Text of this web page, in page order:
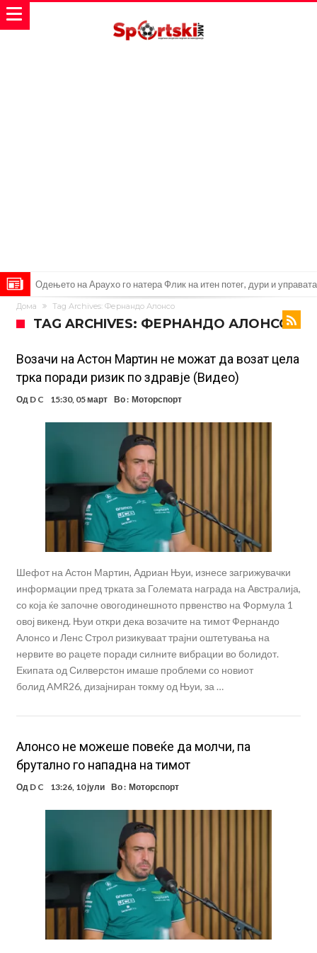
Одењето на Араухо го натера Флик на итен потег, дури и управата
на клубот е изненадена
Барселона и Сити без договор за трансфер на Родри
Никој не разбира зошто: Мурињо брутално го понижи
Ференцварош по натпреварот
Арсенал и Манчестер Јунајтед сакаат напаѓач од Интер: Цената е
85 милиони евра
Манчестер Сити за 100 милиони евра ја носи сензацијата од СП
Се подготвува фудбалска предавство какво што не е видено од
Само во Турција: Салах доби милиони, а потоа градоначалникот
го остави без зборови
Зборови кои сите ги чекаа, Симеоне го спореди Алварез со
Реал Мадрид ја прекинува потрагата по нов играч за врска
Дома Tag Archives: Фернандо Алонсо
TAG ARCHIVES: ФЕРНАНДО АЛОНСО
Возачи на Астон Мартин не можат да возат цела
трка поради ризик по здравје (Видео)
Од D C 15:30, 05 март Во : Моторспорт
Шефот на Астон Мартин, Адриан Њуи, изнесе загрижувачки
информации пред трката за Големата награда на Австралија,
со која ќе започне овогодинешното првенство на Формула 1
овој викенд. Њуи откри дека возачите на тимот Фернандо
Алонсо и Ленс Строл ризикуваат трајни оштетувања на
нервите во рацете поради силните вибрации во болидот.
Екипата од Силверстон имаше проблеми со новиот
болид AMR26, дизајниран токму од Њуи, за …
Алонсо не можеше повеќе да молчи, па
брутално го нападна на тимот
Од D C 13:26, 10 јули Во : Моторспорт